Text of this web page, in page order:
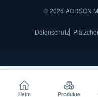
© 2026 AODSON
Datenschutz
Heim Produkte